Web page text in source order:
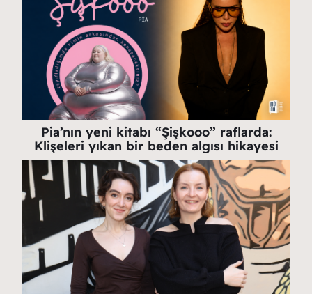
Pia’nın yeni kitabı “Şişkooo” raflarda:
Klişeleri yıkan bir beden algısı hikayesi